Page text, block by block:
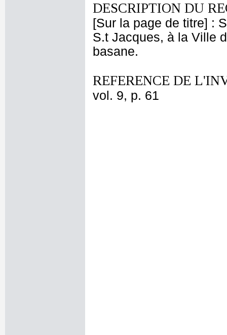
DESCRIPTION DU
[Sur la page de titre] :
S.t Jacques, à la Ville
basane.
REFERENCE DE
vol. 9, p. 61